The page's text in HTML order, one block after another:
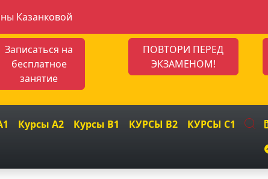
Казанковой
Записаться на
бесплатное
занятие
ПОВТОРИ ПЕРЕД
ЭКЗАМЕНОМ!
Курсы A2 Курсы B1 КУРСЫ B2
КУРСЫ C1